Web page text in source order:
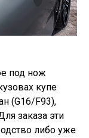
под нож
купе
(G16/F93),
заказа эти
либо уже